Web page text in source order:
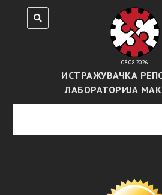
08.08.2026
ИСТРАЖУВАЧКА
ЛАБОРАТОРИЈА